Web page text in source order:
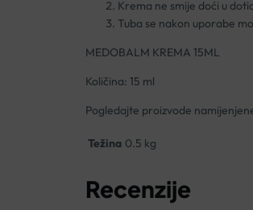
Krema ne smije doći u
Tuba se nakon uporabe
MEDOBALM KREMA 15ML
Količina: 15 ml
Pogledajte proizvode
Težina 0.5 kg
Recenzije